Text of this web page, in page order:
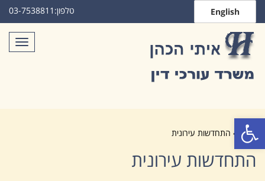
פתח סרגל נגישות
English טלפון: 03-7538811
תפריט
ראשי » התחדשות עירונית
התחדשות עירונית